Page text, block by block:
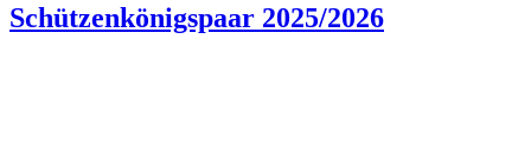
Schützenkönigspaar 2025/2026